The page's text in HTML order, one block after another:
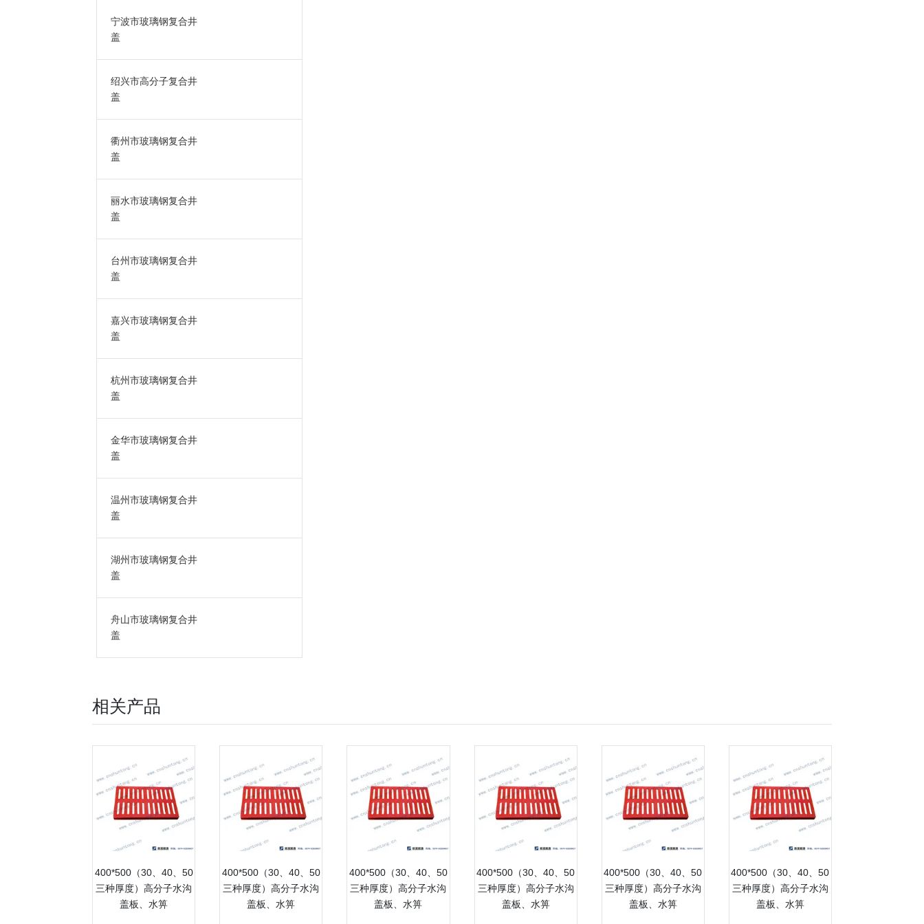
宁波市玻璃钢复合井
盖
绍兴市高分子复合井
盖
衢州市玻璃钢复合井
盖
丽水市玻璃钢复合井
盖
台州市玻璃钢复合井
盖
嘉兴市玻璃钢复合井
盖
杭州市玻璃钢复合井
盖
金华市玻璃钢复合井
盖
温州市玻璃钢复合井
盖
湖州市玻璃钢复合井
盖
舟山市玻璃钢复合井
盖
相关产品
400*500（30、40、50
三种厚度）高分子水沟
盖板、水箅
400*500（30、40、50
三种厚度）高分子水沟
盖板、水箅
400*500（30、40、50
三种厚度）高分子水沟
盖板、水箅
400*500（30、40、50
三种厚度）高分子水沟
盖板、水箅
400*500（30、40、50
三种厚度）高分子水沟
盖板、水箅
400*500（30、40、50
三种厚度）高分子水沟
盖板、水箅